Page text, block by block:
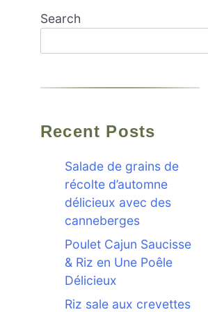
Search
Recent Posts
Salade de grains de
récolte d’automne
délicieux avec des
canneberges
Poulet Cajun Saucisse
& Riz en Une Poêle
Délicieux
Riz sale aux crevettes